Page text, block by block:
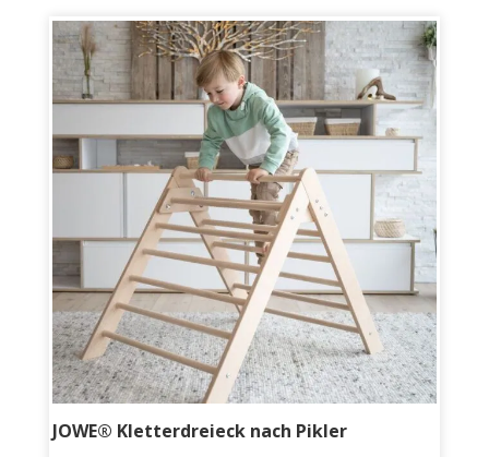
JOWE® Kletterdreieck nach Pikler